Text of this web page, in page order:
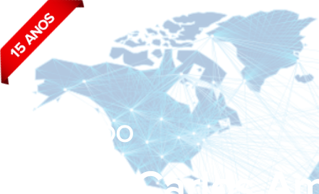
BLOG DO